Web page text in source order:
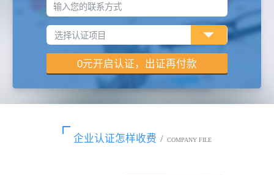
输入您的联系方式
企业认证怎样收费 / COMPANY FILE